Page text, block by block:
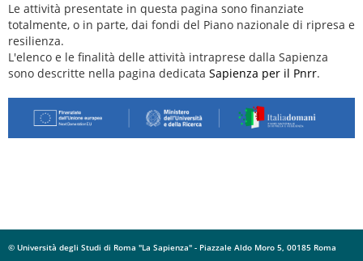
Le attività presentate in questa pagina sono finanziate
totalmente, o in parte, dai fondi del Piano nazionale di ripresa e
resilienza.
L'elenco e le finalità delle attività intraprese dalla Sapienza
sono descritte nella pagina dedicata Sapienza per il Pnrr.
© Università degli Studi di Roma "La Sapienza" - Piazzale Aldo Moro 5, 00185 Roma